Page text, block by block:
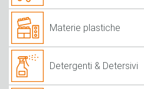
Materie plastiche
Detergenti & Detersivi